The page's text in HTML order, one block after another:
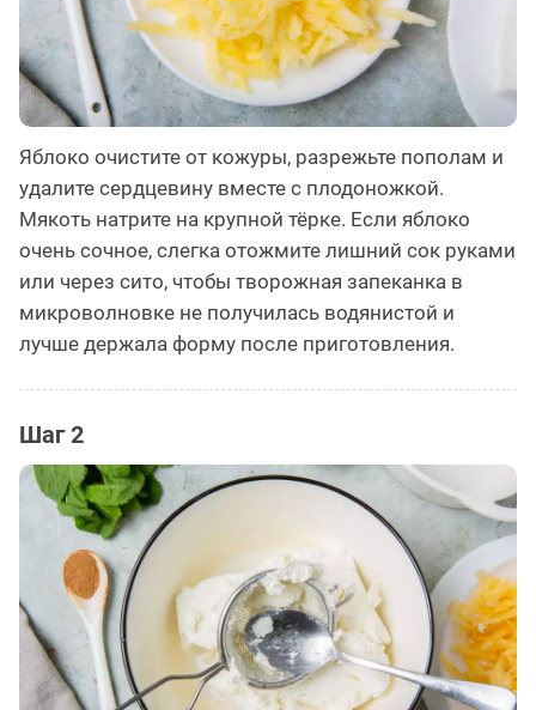
Яблоко очистите от кожуры, разрежьте пополам и
удалите сердцевину вместе с плодоножкой.
Мякоть натрите на крупной тёрке. Если яблоко
очень сочное, слегка отожмите лишний сок руками
или через сито, чтобы творожная запеканка в
микроволновке не получилась водянистой и
лучше держала форму после приготовления.
Шаг 2